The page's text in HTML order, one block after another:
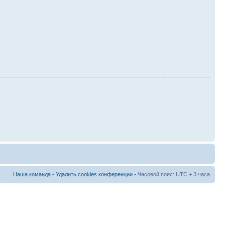
Наша команда • Удалить cookies конференции • Часовой пояс: UTC + 3 часа